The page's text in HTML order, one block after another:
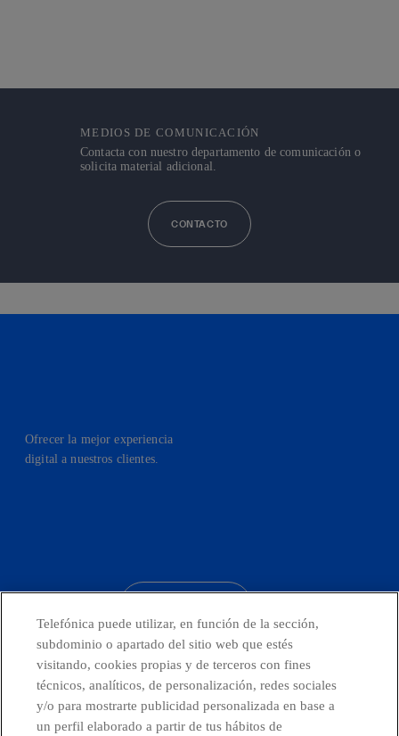
MEDIOS DE COMUNICACIÓN
Contacta con nuestro departamento de comunicación o
solicita material adicional.
CONTACTO
Ofrecer la mejor experiencia
digital a nuestros clientes.
Telefónica en redes sociales
Telefónica puede utilizar, en función de la sección,
subdominio o apartado del sitio web que estés
visitando, cookies propias y de terceros con fines
técnicos, analíticos, de personalización, redes sociales
y/o para mostrarte publicidad personalizada en base a
un perfil elaborado a partir de tus hábitos de